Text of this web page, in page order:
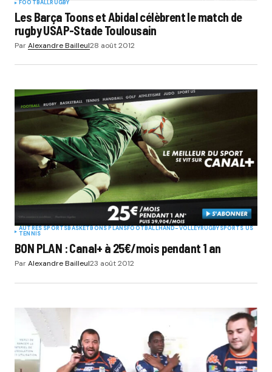
FOOTBALLRUGBY
Les Barça Toons et Abidal célèbrent le match de
rugby USAP-Stade Toulousain
ParAlexandre Bailleul28 août 2012
AUTRES SPORTSBASKET BONS PLANSFOOTBALLHAND-VOLLEYRUGBYSPORTS US
TENNIS
BON PLAN : Canal+ à 25€/mois pendant 1 an
ParAlexandre Bailleul23 août 2012